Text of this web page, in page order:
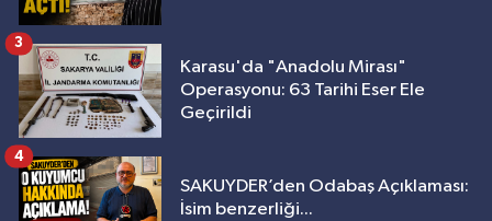
Karasu'da "Anadolu Mirası"
Operasyonu: 63 Tarihi Eser Ele
Geçirildi
3
SAKUYDER’den Odabaş Açıklaması:
İsim benzerliği...
4